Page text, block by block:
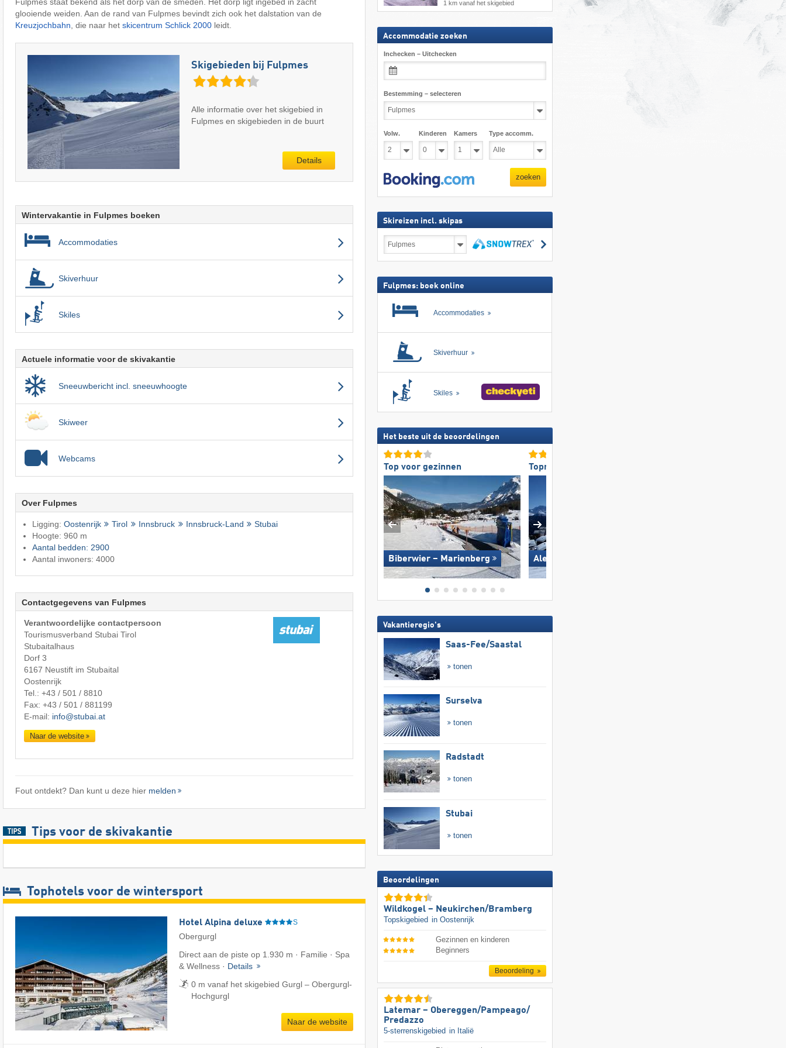
glooiende weiden. Aan de rand van Fulpmes bevindt zich ook het dalstation van de
Kreuzjochbahn , die naar het skicentrum Schlick 2000leidt.
Skigebieden bij Fulpmes
Alle informatie over het skigebied in
Fulpmes en skigebieden in de buurt
Details
Wintervakantie in Fulpmes boeken
Accommodaties
Skiverhuur
Skiles
Actuele informatie voor de skivakantie
Sneeuwbericht incl. sneeuwhoogte
Skiweer
Webcams
Over Fulpmes
Ligging: Oostenrijk Tirol Innsbruck Innsbruck-Land
Stubai
Hoogte: 960 m
Aantal bedden: 2900
Aantal inwoners: 4000
Contactgegevens van Fulpmes
Verantwoordelijke contactpersoon
Tourismusverband Stubai Tirol
Stubaitalhaus
Dorf 3
6167 Neustift im Stubaital
Oostenrijk
Tel.: +43 / 501 / 8810
Fax: +43 / 501 / 881199
E-mail: info@stubai.at
Naar de website
Fout ontdekt? Dan kunt u deze hier melden
Tips voor de skivakantie
Tophotels voor de wintersport
Hotel Alpina deluxe S
Obergurgl
Direct aan de piste op 1.930 m · Familie · Spa
& Wellness · Details
0 m vanaf het skigebied Gurgl – Obergurgl-
Hochgurgl
Naar de website
1 km vanaf het skigebied
Accommodatie zoeken
Inchecken – Uitchecken
Bestemming – selecteren
Volw. Kinderen Kamers Type accomm.
zoeken
Skireizen incl. skipas
incl.
zoeken
Fulpmes: boek online
Accommodaties
Skiverhuur
Skiles
Het beste uit de beoordelingen
Top voor gezinnen
Biberwier – Marienberg
Topmilieuvriendelijkheid
Aletsch Arena
Vakantieregio's
Saas-Fee/​Saastal
tonen
Surselva
tonen
Radstadt
tonen
Stubai
tonen
Beoordelingen
Wildkogel – Neukirchen/​Bramberg
Topskigebied in Oostenrijk
Gezinnen en kinderen
Beginners
Beoordeling
Latemar – Obereggen/​Pampeago/​
Predazzo
5-sterrenskigebied in Italië